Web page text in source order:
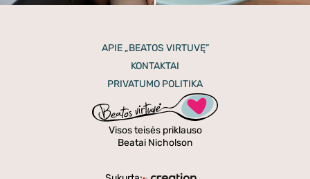
APIE „BEATOS VIRTUVĘ”
KONTAKTAI
PRIVATUMO POLITIKA
Visos teisės priklauso
Beatai Nicholson